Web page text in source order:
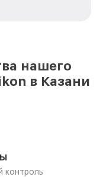
нашего
в Казани
контроль